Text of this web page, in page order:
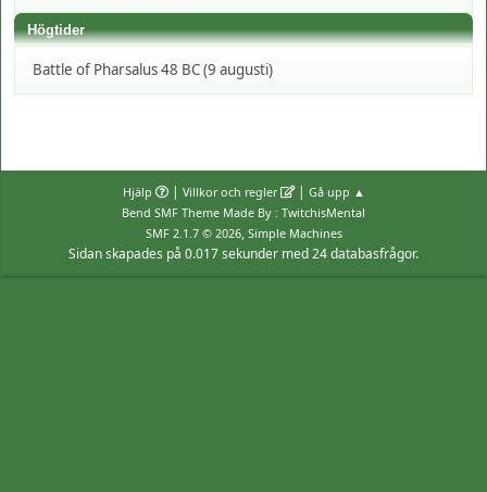
Högtider
Battle of Pharsalus 48 BC (9 augusti)
Hjälp | Villkor och regler | Gå upp ▲
Bend SMF Theme Made By : TwitchisMental
SMF 2.1.7 © 2026, Simple Machines
Sidan skapades på 0.017 sekunder med 24 databasfrågor.